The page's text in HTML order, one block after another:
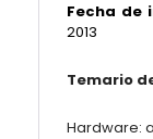
Fecha de
2013
Temario
Hardware: